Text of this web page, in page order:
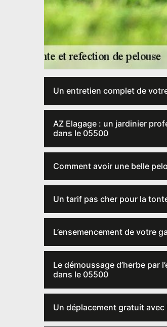
Un entretien complet de
AZ Elagage : un jardinier
dans le 05500
Comment avoir une belle
Un tarif pas cher pour la
L’ensemencement de votre
Le démoussage d’herbe par
dans le 05500
Un déplacement gratuit